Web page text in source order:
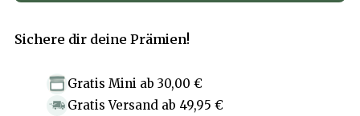
Sichere dir deine Prämien!
Gratis Mini ab 30,00 €
Gratis Versand ab 49,95 €